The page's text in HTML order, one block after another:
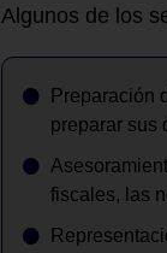
Algunos de los
Preparación
preparar sus
fiscales, las